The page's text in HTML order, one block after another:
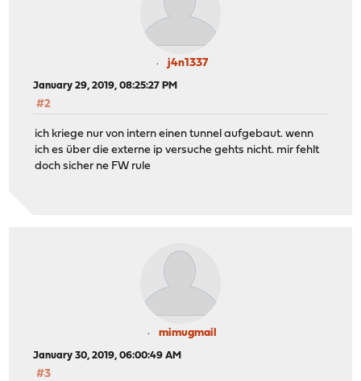
j4n1337
January 29, 2019, 08:25:27 PM
#2
ich kriege nur von intern einen tunnel aufgebaut. wenn
ich es über die externe ip versuche gehts nicht. mir fehlt
doch sicher ne FW rule
mimugmail
January 30, 2019, 06:00:49 AM
#3